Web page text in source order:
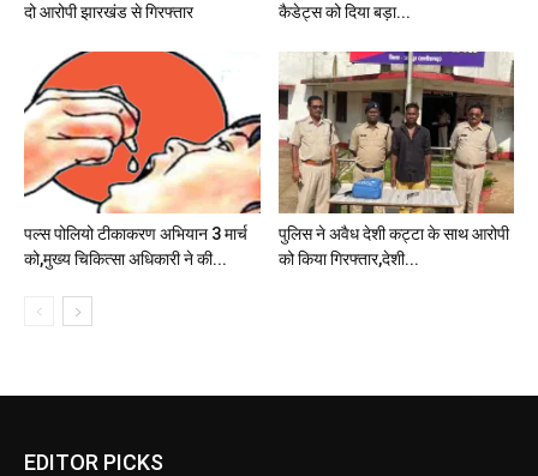
दो आरोपी झारखंड से गिरफ्तार
कैडेट्स को दिया बड़ा...
पल्स पोलियो टीकाकरण अभियान 3 मार्च
को,मुख्य चिकित्सा अधिकारी ने की...
पुलिस ने अवैध देशी कट्टा के साथ आरोपी
को किया गिरफ्तार,देशी...
EDITOR PICKS